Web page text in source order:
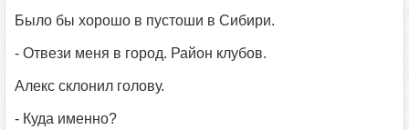
Было бы хорошо в пустоши в Сибири.
- Отвези меня в город. Район клубов.
Алекс склонил голову.
- Куда именно?